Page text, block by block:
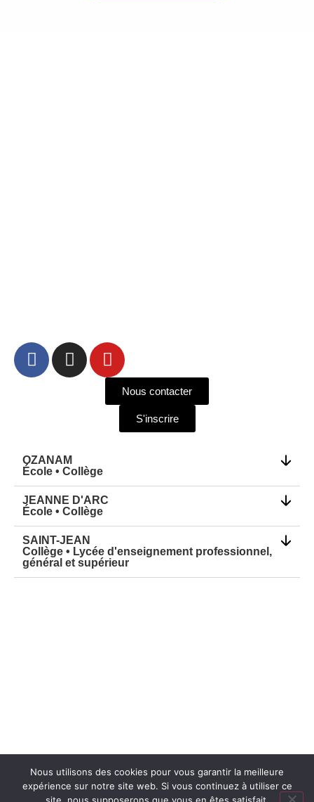
Nous contacter
S'inscrire
OZANAM
École • Collège
JEANNE D'ARC
École • Collège
SAINT-JEAN
Collège • Lycée d'enseignement professionnel,
général et supérieur
Mentions légales Réalisation : Ekole.fr
Nous utilisons des cookies pour vous garantir la meilleure
expérience sur notre site web. Si vous continuez à utiliser ce